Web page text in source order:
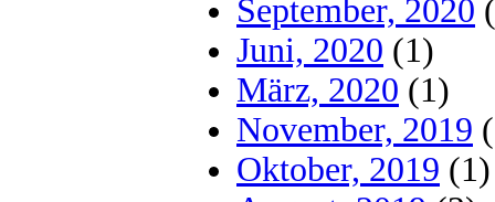
September, 2020
Juni, 2020 (1)
März, 2020 (1)
November, 2019
Oktober, 2019 (1)